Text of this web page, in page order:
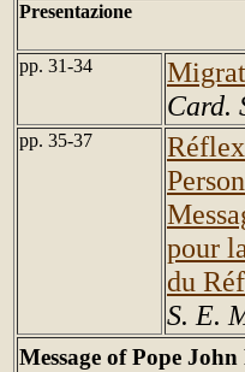
Presentazione
pp. 31-34
Card.
pp. 35-37
pour
du
S. E.
Message of Pope